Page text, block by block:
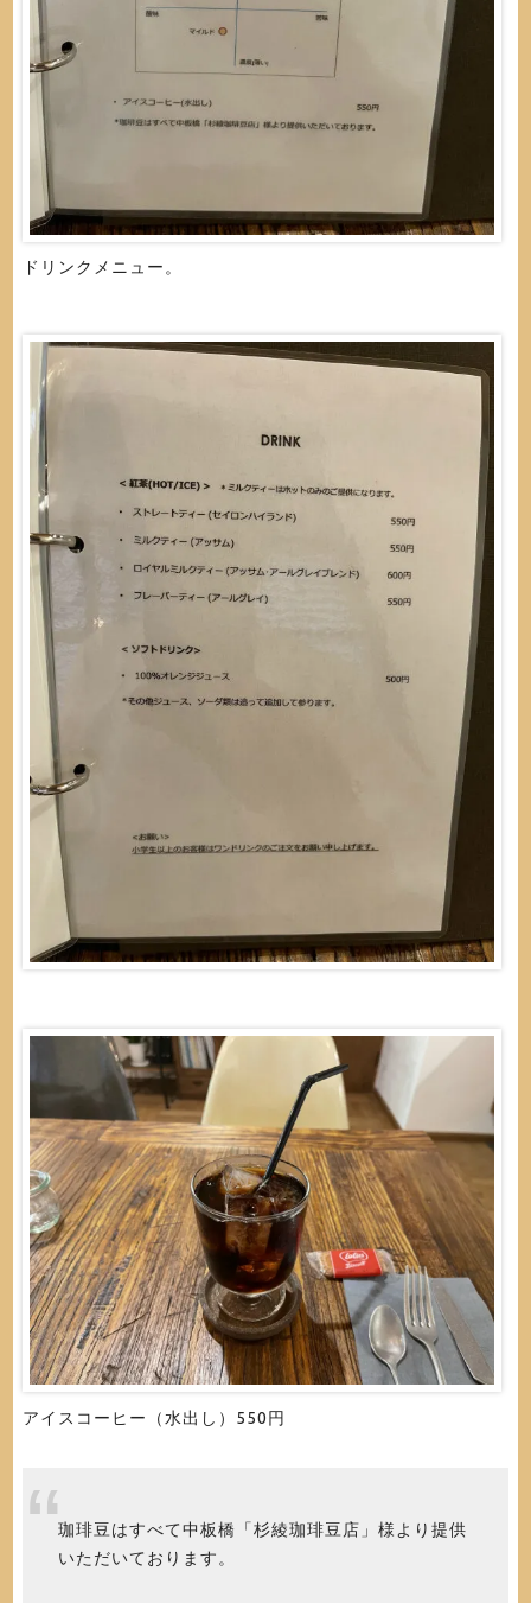
ドリンクメニュー。
アイスコーヒー（水出し）550円
珈琲豆はすべて中板橋「杉綾珈琲豆店」様より提供
いただいております。